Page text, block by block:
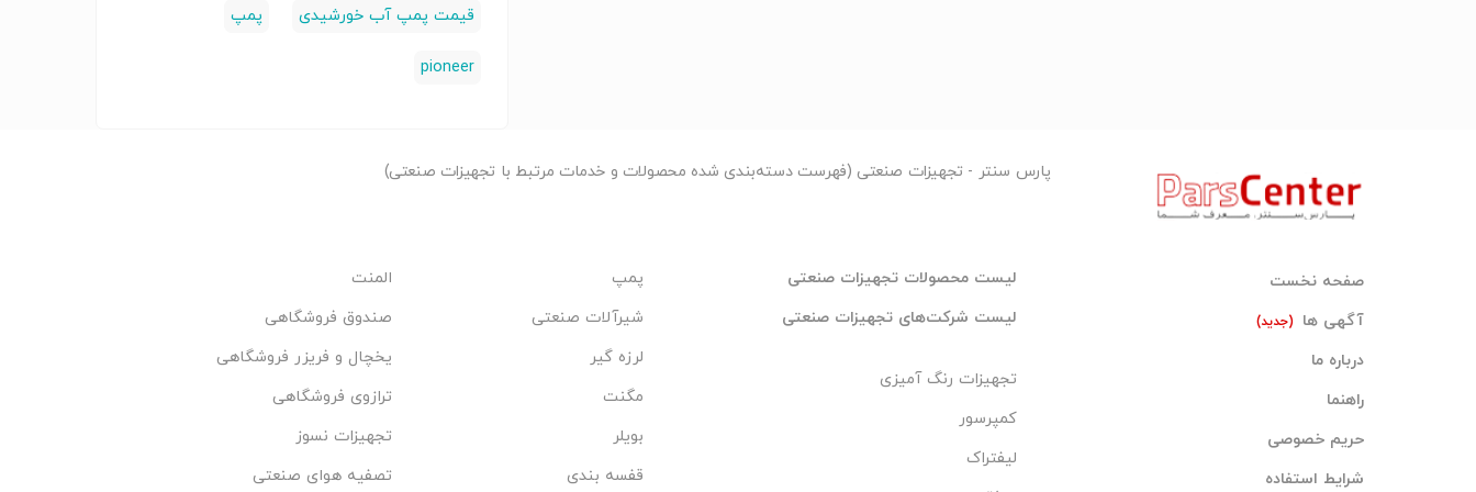
قیمت پمپ آب خورشیدی پمپ
pioneer
صفحه نخست
آگهی ها
(جدید)
درباره ما
راهنما
حریم خصوصی
شرایط استفاده
پارس سنتر - تجهیزات صنعتی (فهرست دسته‌بندی شده محصولات و خدمات مرتبط با تجهیزات صنعتی)
لیست محصولات تجهیزات صنعتی
لیست شرکت‌های تجهیزات صنعتی
تجهیزات رنگ آمیزی
کمپرسور
لیفتراک
پمپ
شیرآلات صنعتی
لرزه گیر
مگنت
بویلر
قفسه بندی
المنت
صندوق فروشگاهی
یخچال و فریزر فروشگاهی
ترازوی فروشگاهی
تجهیزات نسوز
تصفیه هوای صنعتی